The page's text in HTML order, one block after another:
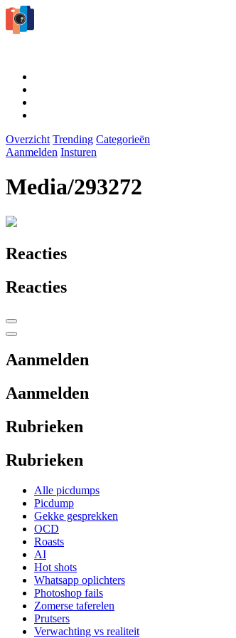
Overzicht Trending Categorieën
Aanmelden Insturen
Media/293272
Reacties
Reacties
Aanmelden
Aanmelden
Rubrieken
Rubrieken
Alle picdumps
Picdump
Gekke gesprekken
OCD
Roasts
AI
Hot shots
Whatsapp oplichters
Photoshop fails
Zomerse taferelen
Prutsers
Verwachting vs realiteit